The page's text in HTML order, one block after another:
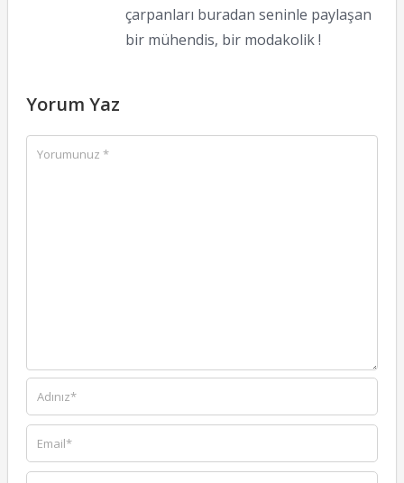
çarpanları buradan seninle paylaşan
bir mühendis, bir modakolik !
Yorum Yaz